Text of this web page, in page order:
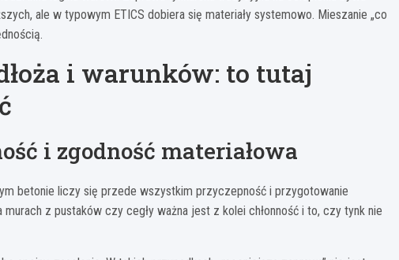
ale w typowym ETICS dobiera się materiały systemowo. Mieszanie „co
i warunków: to tutaj
i zgodność materiałowa
betonie liczy się przede wszystkim przyczepność i przygotowanie
z pustaków czy cegły ważna jest z kolei chłonność i to, czy tynk nie